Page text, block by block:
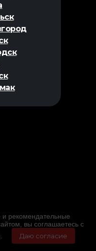
рекомендательные
вы соглашаетесь с
Даю согласие